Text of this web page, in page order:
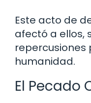
Este acto de
afectó a ellos,
humanidad.
El Pecado